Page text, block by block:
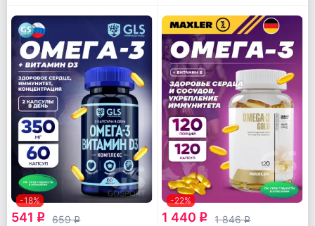
-18%
541 q 659q
-22%
1 440 q 1 846q